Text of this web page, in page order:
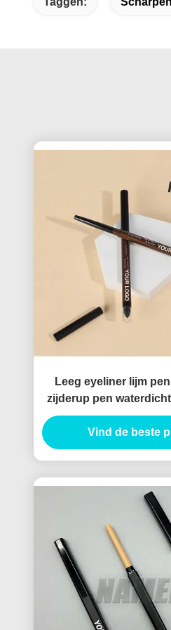
Leeg eyeliner lijm
zijderup pen
op maat gel
Container
Vind de beste